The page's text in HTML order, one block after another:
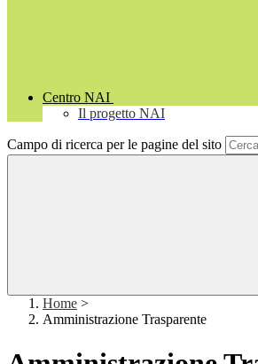
Centro NAI
Il progetto NAI
Campo di ricerca per le pagine del sito
Home >
Amministrazione Trasparente